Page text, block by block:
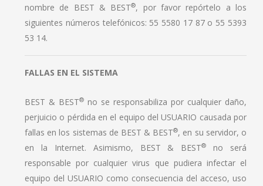
nombre de BEST & BEST®, por favor repórtelo a los
siguientes números telefónicos: 55 5580 17 87 o 55 5393
53 14.
FALLAS EN EL SISTEMA
BEST & BEST® no se responsabiliza por cualquier daño,
perjuicio o pérdida en el equipo del USUARIO causada por
fallas en los sistemas de BEST & BEST®, en su servidor, o
en la Internet. Asimismo, BEST & BEST®
no será
responsable por cualquier virus que pudiera infectar el
equipo del USUARIO como consecuencia del acceso, uso